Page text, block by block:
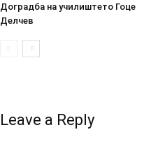
Доградба на училиштето Гоце
Делчев
Leave a Reply